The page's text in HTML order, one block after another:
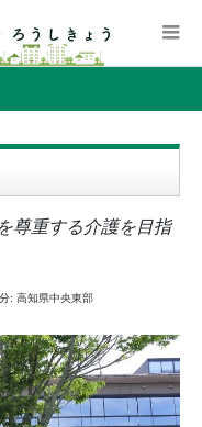
尊重する介護を目指
: 高知県中央東部